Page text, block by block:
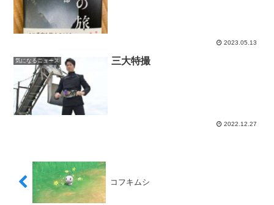
2023.05.13
気になるニュース 三大特撮
2022.12.27
コフキムシ